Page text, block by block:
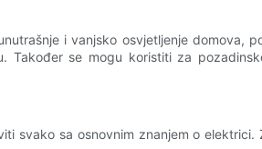
i vanjsko osvjetljenje
se mogu koristiti za
svako sa osnovnim znanjem o